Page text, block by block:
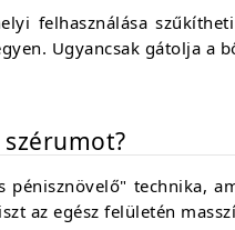
felhasználása
Ugyancsak gátolja a
szérumot?
pénisznövelő" technika,
az egész felületén